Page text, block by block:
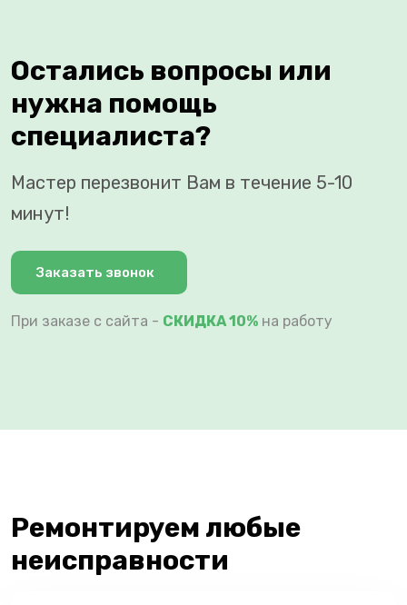
Остались вопросы или
нужна помощь
специалиста?
Мастер перезвонит Вам в течение 5-10
минут!
Заказать звонок
При заказе с сайта - СКИДКА 10% на работу
Ремонтируем любые
неисправности